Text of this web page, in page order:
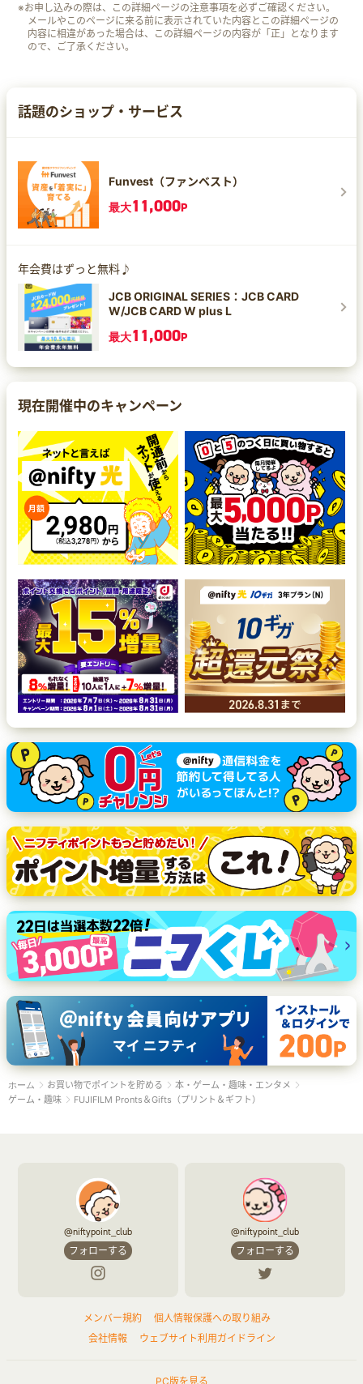
※お申し込みの際は、この詳細ページの注意事項を必ずご確認ください。
メールやこのページに来る前に表示されていた内容とこの詳細ページの
内容に相違があった場合は、この詳細ページの内容が「正」となります
ので、ご了承ください。
話題のショップ・サービス
Funvest（ファンベスト）
最大11,000P
年会費はずっと無料♪
JCB ORIGINAL SERIES：JCB CARD
W/JCB CARD W plus L
最大11,000P
現在開催中のキャンペーン
ホーム お買い物でポイントを貯める
本・ゲーム・趣味・エンタメ
ゲーム・趣味
FUJIFILM Pronts＆Gifts（プリント＆ギフト）
@niftypoint_club
フォローする
@niftypoint_club
フォローする
メンバー規約
個人情報保護への取り組み
会社情報
ウェブサイト利用ガイドライン
PC版を見る